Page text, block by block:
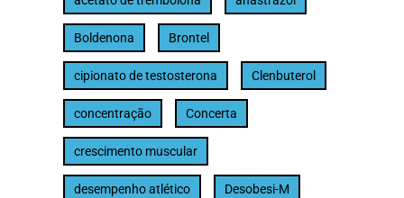
Boldenona Brontel
cipionato de testosterona Clenbuterol
concentração Concerta
crescimento muscular
desempenho atlético Desobesi-M